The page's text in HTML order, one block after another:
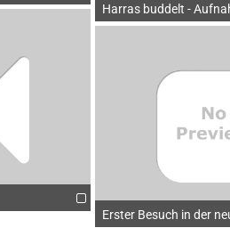
Harras buddelt -
Erster Besuch in der